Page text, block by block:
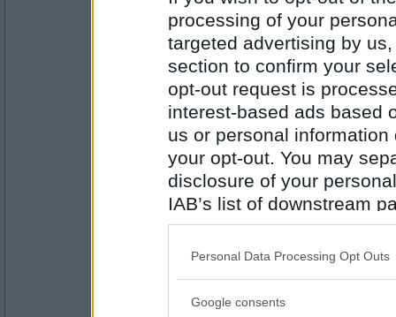
processing of your
targeted advertising by
section to confirm your
opt-out request is
interest-based ads based
us or personal
your opt-out. You may
disclosure of your
IAB’s list of downstream
also be disclosed by us
Downstream Participants
Please note that this
Personal Data Processing Opt Outs
Google consents
Antal inlägg:
kimsan66
Antal inlägg: 389
Löpning
Norran75- Ej medlem längre
Antal inlägg:
Springa